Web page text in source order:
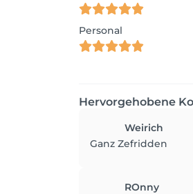
Personal
Hervorgehobene
Weirich
Ganz Zefridden
ROnny